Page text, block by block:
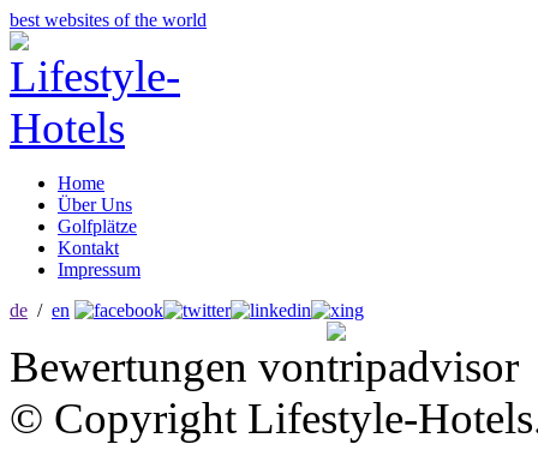
best websites of the world
Home
Über Uns
Golfplätze
Kontakt
Impressum
de / en
Bewertungen von
© Copyright Lifestyle-